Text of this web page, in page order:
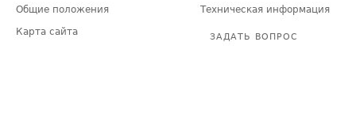
Общие положения
Карта сайта
Техническая информация
ЗАДАТЬ ВОПРОС